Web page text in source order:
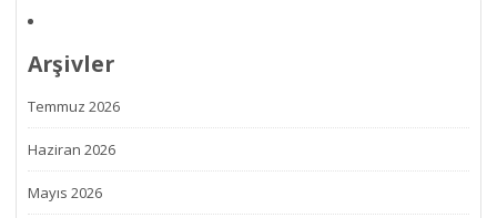
Arşivler
Temmuz 2026
Haziran 2026
Mayıs 2026